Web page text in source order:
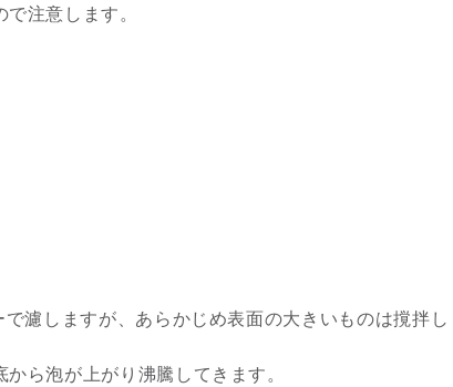
注意します。
濾しますが、あらかじめ表面の大きいものは撹拌し
ら泡が上がり沸騰してきます。